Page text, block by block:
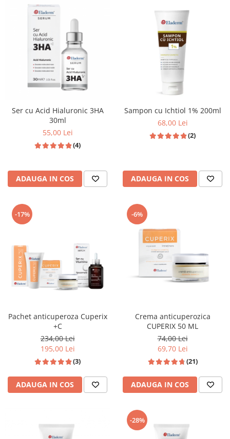
Ser cu Acid Hialuronic 3HA
30ml
55,00 Lei
(4)
ADAUGA IN COS
Sampon cu Ichtiol 1% 200ml
68,00 Lei
(2)
ADAUGA IN COS
-17%
Pachet anticuperoza Cuperix
+C
234,00 Lei
195,00 Lei
(3)
ADAUGA IN COS
-6%
Crema anticuperozica
CUPERIX 50 ML
74,00 Lei
69,70 Lei
(21)
ADAUGA IN COS
-28%